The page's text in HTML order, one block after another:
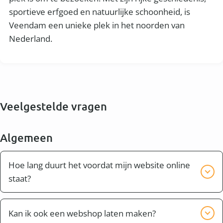
sportieve erfgoed en natuurlijke schoonheid, is
Veendam een unieke plek in het noorden van
Nederland.
Veelgestelde vragen
Algemeen
Hoe lang duurt het voordat mijn website online
staat?
Bijna altijd kan je website of webshop binnen twee
weken compleet worden opgeleverd. Dit hangt er
Kan ik ook een webshop laten maken?